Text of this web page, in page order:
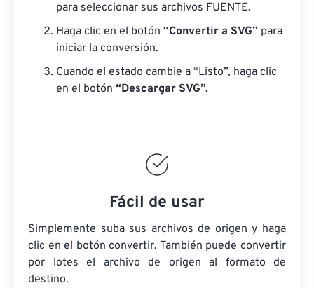
para seleccionar sus archivos FUENTE.
Haga clic en el botón “Convertir a SVG” para
iniciar la conversión.
Cuando el estado cambie a “Listo”, haga clic
en el botón “Descargar SVG”.
Fácil de usar
Simplemente suba sus archivos de origen y haga
clic en el botón convertir. También puede convertir
por lotes el archivo de origen al formato de
destino.